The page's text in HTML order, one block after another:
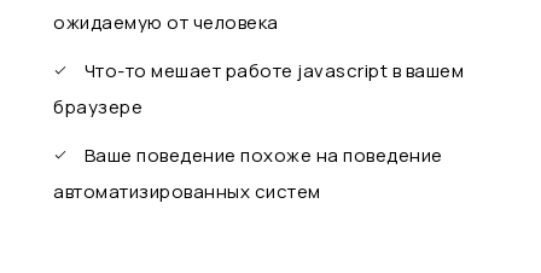
ожидаемую от человека
Что-то мешает работе javascript в вашем
браузере
Ваше поведение похоже на поведение
автоматизированных систем